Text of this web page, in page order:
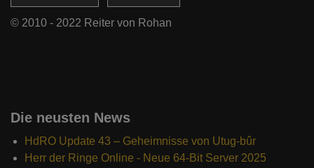
© 2010 - 2022 Reiter von Rohan
Die neusten News
HdRO Update 43 – Geheimnisse von Utug-bûr
Herr der Ringe Online - Neue 64-Bit Server 2025